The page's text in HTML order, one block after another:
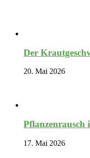
Der
20. Mai 2026
Pflanzenrausch
17. Mai 2026